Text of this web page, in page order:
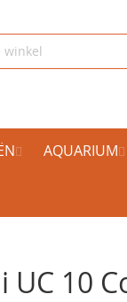
AQUARIUM
10